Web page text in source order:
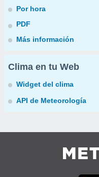
Por hora
PDF
Más información
Clima en tu Web
Widget del clima
API de Meteorología